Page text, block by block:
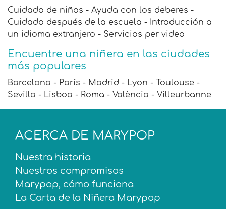
Cuidado de niños - Ayuda con los deberes -
Cuidado después de la escuela - Introducción a
un idioma extranjero - Servicios per video
Encuentre una niñera en las ciudades
más populares
Barcelona - París - Madrid - Lyon - Toulouse -
Sevilla - Lisboa - Roma - València - Villeurbanne
ACERCA DE MARYPOP
Nuestra historia
Nuestros compromisos
Marypop, cómo funciona
La Carta de la Niñera Marypop